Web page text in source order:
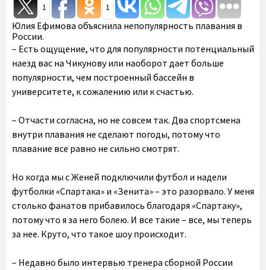
1 1
Юлия Ефимова объяснила непопулярность плавания в
России.
– Есть ощущение, что для популярности потенциальный
наезд вас на Чикуновуили наоборот дает больше
популярности, чем построенный бассейн в
университете, к сожалению или к счастью.
– Отчасти согласна, но не совсем так. Два спортсмена
внутри плавания не сделают погоды, потому что
плавание все равно не сильно смотрят.
Но когда мы с Женей подключили футбол и надели
футболки «Спартака» и «Зенита» – это разорвало. У меня
столько фанатов прибавилось благодаря «Спартаку»,
потому что я за него болею. И все такие – все, мы теперь
за нее. Круто, что такое шоу происходит.
– Недавно было интервью тренера сборной России